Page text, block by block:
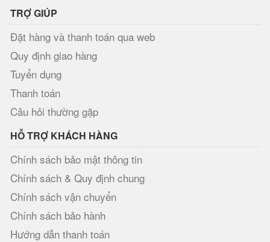
TRỢ GIÚP
Đặt hàng và thanh toán qua web
Quy định giao hàng
Tuyển dụng
Thanh toán
Câu hỏi thường gặp
HỖ TRỢ KHÁCH HÀNG
Chính sách bảo mật thông tin
Chính sách & Quy định chung
Chính sách vận chuyển
Chính sách bảo hành
Hướng dẫn thanh toán